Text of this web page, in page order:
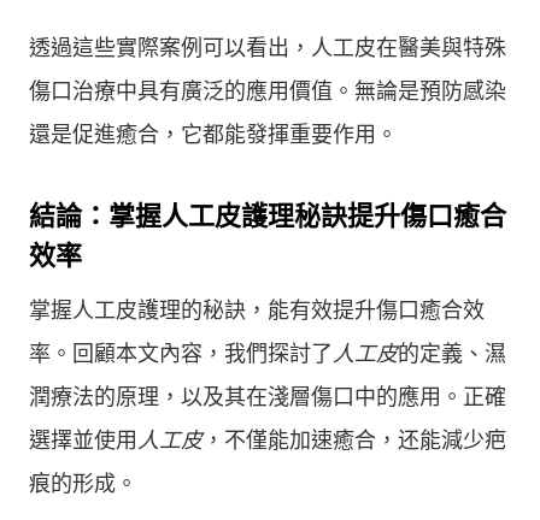
透過這些實際案例可以看出，人工皮在醫美與特殊
傷口治療中具有廣泛的應用價值。無論是預防感染
還是促進癒合，它都能發揮重要作用。
結論：掌握人工皮護理秘訣提升傷口癒合
效率
掌握人工皮護理的秘訣，能有效提升傷口癒合效
率。回顧本文內容，我們探討了 人工皮的定義、濕
潤療法的原理，以及其在淺層傷口中的應用。正確
選擇並使用 人工皮，不僅能加速癒合，还能減少疤
痕的形成。